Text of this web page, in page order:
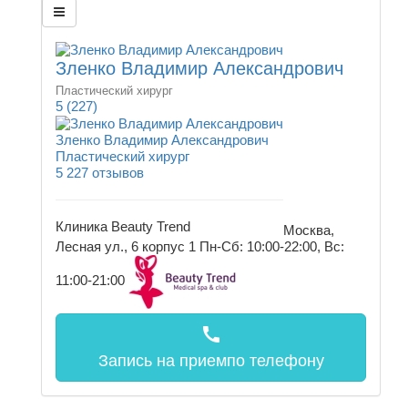
Зленко Владимир Александрович
Пластический хирург
5 (227)
Зленко Владимир Александрович
Пластический хирург
5 227 отзывов
Клиника Beauty Trend
Москва,
Лесная ул., 6 корпус 1 Пн-Сб: 10:00-22:00, Вс:
11:00-21:00
call
Запись на приемпо телефону